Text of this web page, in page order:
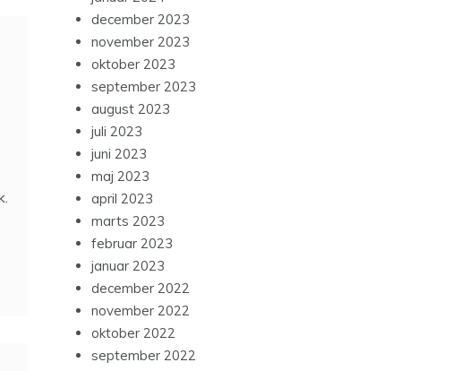
marts 2024
februar 2024
januar 2024
december 2023
november 2023
oktober 2023
september 2023
august 2023
juli 2023
juni 2023
maj 2023
april 2023
marts 2023
februar 2023
januar 2023
december 2022